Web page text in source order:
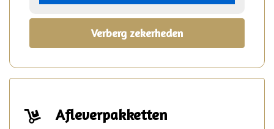
Verberg zekerheden
Afleverpakketten